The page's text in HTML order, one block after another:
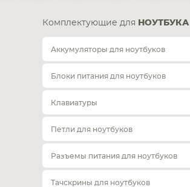
Комплектующие для НОУТБУКА
Аккумуляторы для ноутбуков
Блоки питания для ноутбуков
Клавиатуры
Петли для ноутбуков
Разъемы питания для ноутбуков
Тачскрины для ноутбуков